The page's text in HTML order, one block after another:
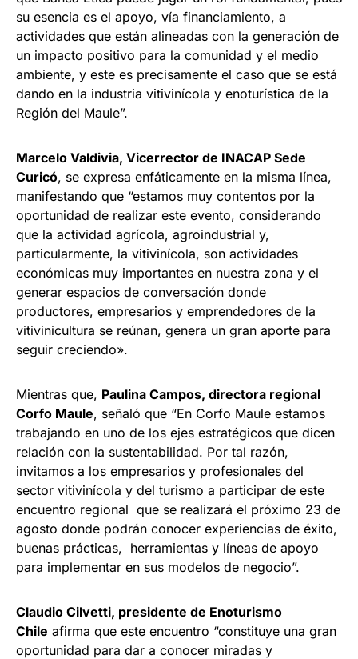
su esencia es el apoyo, vía financiamiento, a
actividades que están alineadas con la generación de
un impacto positivo para la comunidad y el medio
ambiente, y este es precisamente el caso que se está
dando en la industria vitivinícola y enoturística de la
Región del Maule”.
Marcelo Valdivia, Vicerrector de INACAP Sede
Curicó, se expresa enfáticamente en la misma línea,
manifestando que “estamos muy contentos por la
oportunidad de realizar este evento, considerando
que la actividad agrícola, agroindustrial y,
particularmente, la vitivinícola, son actividades
económicas muy importantes en nuestra zona y el
generar espacios de conversación donde
productores, empresarios y emprendedores de la
vitivinicultura se reúnan, genera un gran aporte para
seguir creciendo».
Mientras que, Paulina Campos, directora regional
Corfo Maule, señaló que “En Corfo Maule estamos
trabajando en uno de los ejes estratégicos que dicen
relación con la sustentabilidad. Por tal razón,
invitamos a los empresarios y profesionales del
sector vitivinícola y del turismo a participar de este
encuentro regional que se realizará el próximo 23 de
agosto donde podrán conocer experiencias de éxito,
buenas prácticas, herramientas y líneas de apoyo
para implementar en sus modelos de negocio”.
Claudio Cilvetti, presidente de Enoturismo
Chile afirma que este encuentro “constituye una gran
oportunidad para dar a conocer miradas y